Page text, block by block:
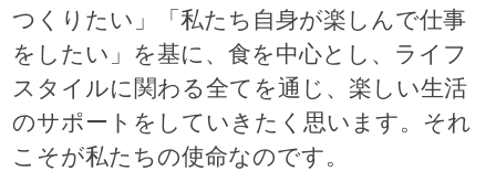
つくりたい」「私たち自身が楽しんで仕事
をしたい」を基に、食を中心とし、ライフ
スタイルに関わる全てを通じ、楽しい生活
のサポートをしていきたく思います。それ
こそが私たちの使命なのです。